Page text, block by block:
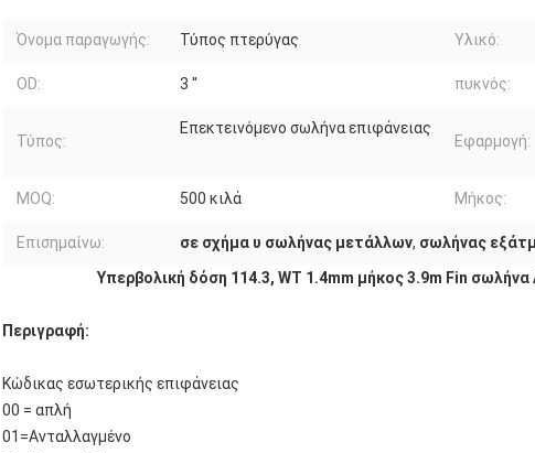
Όνομα παραγωγής: Τύπος πτερύγας Υλικό:
OD: 3 '' πυκνός:
Τύπος:
Επεκτεινόμενο σωλήνα επιφάνειας
Εφαρμογή:
MOQ: 500 κιλά Μήκος:
Επισημαίνω: σε σχήμα υ σωλήνας μετάλλων, σωλήνας
Υπερβολική δόση 114.3, WT 1.4mm μήκος 3.9m Fin
Περιγραφή:
Κώδικας εσωτερικής επιφάνειας
00 = απλή
01=Ανταλλαγμένο